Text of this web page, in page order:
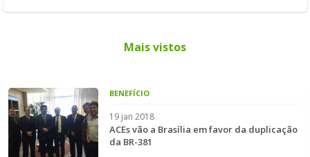
Mais vistos
BENEFÍCIO
19 jan 2018
ACEs vão a Brasília em favor da duplicação
da BR-381